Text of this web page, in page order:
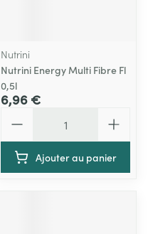
Nutrini
Nutrini Energy Multi Fibre Fl
0,5l
6,96 €
Ajouter au panier